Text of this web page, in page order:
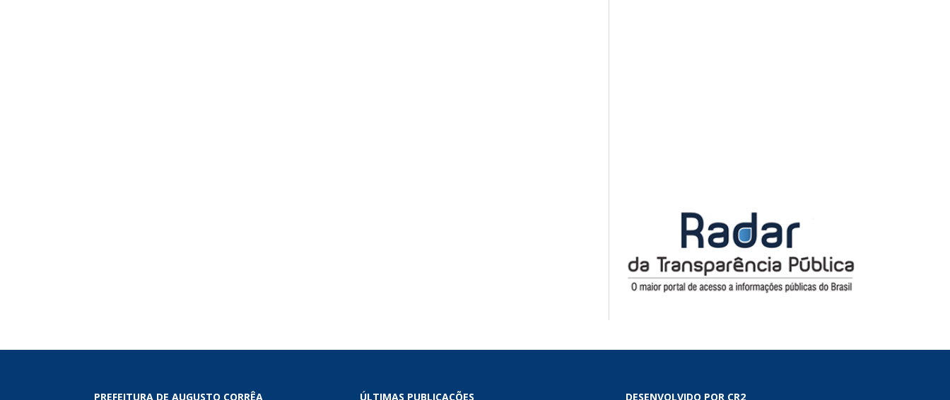
PREFEITURA DE AUGUSTO CORRÊA ÚLTIMAS PUBLICAÇÕES DESENVOLVIDO POR CR2